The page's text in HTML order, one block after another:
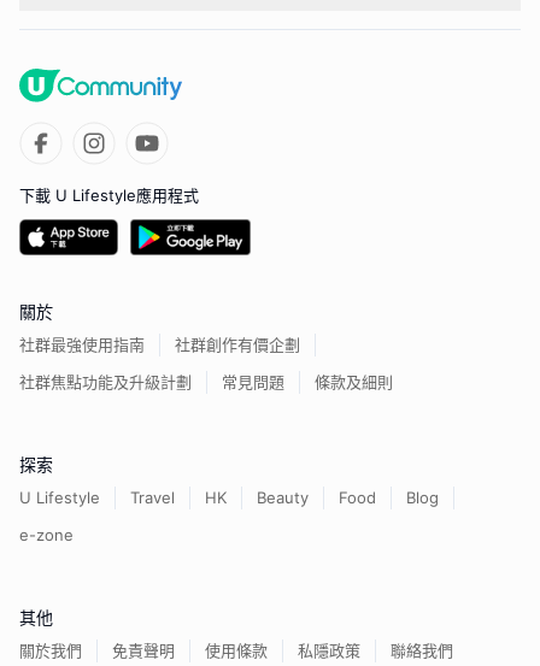
下載 U Lifestyle應用程式
關於
社群最強使用指南
社群創作有價企劃
社群焦點功能及升級計劃
常見問題 條款及細則
探索
U Lifestyle Travel HK Beauty Food
Blog
e-zone
其他
關於我們 免責聲明 使用條款 私隱政策 聯絡我們